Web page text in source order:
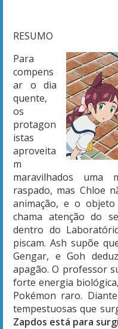
RESUMO
Para
compens
ar o dia
quente,
os
protagon
istas
aproveita
m
maravilhados uma
raspado, mas Chloe
animação, e o
chama atenção do
dentro do
piscam. Ash supõe
Gengar, e Goh
apagão. O professor
forte energia
Pokémon raro.
tempestuosas que
Zapdos está para